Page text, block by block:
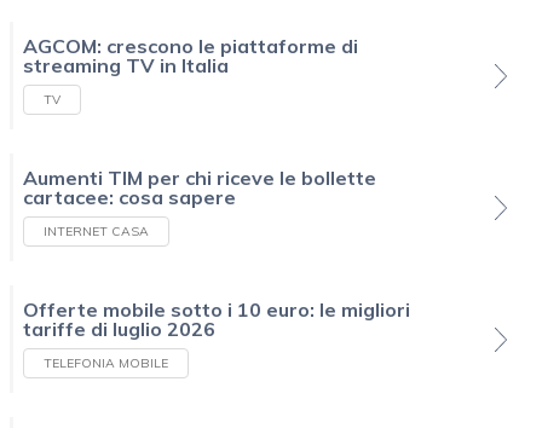
AGCOM: crescono le piattaforme di
streaming TV in Italia
TV
Aumenti TIM per chi riceve le bollette
cartacee: cosa sapere
INTERNET CASA
Offerte mobile sotto i 10 euro: le migliori
tariffe di luglio 2026
TELEFONIA MOBILE